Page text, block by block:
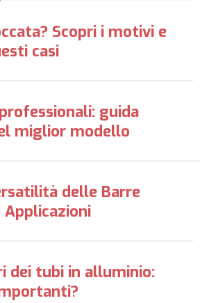
Scopri i motivi e
casi
guida
miglior modello
delle Barre
dei tubi in alluminio: